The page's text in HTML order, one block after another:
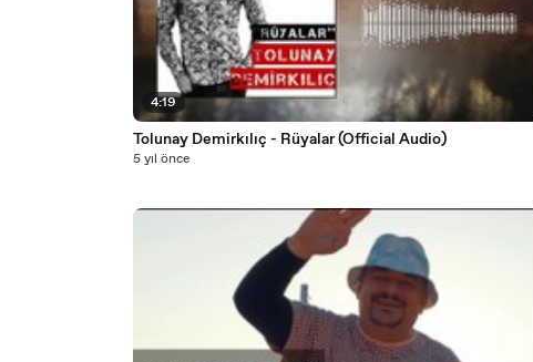
4:19
Tolunay Demirkılıç - Rüyalar (Official Audio)
5 yıl önce